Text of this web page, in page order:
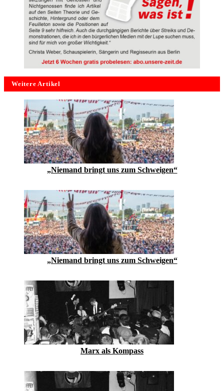
Weitere Artikel
„Niemand bringt uns zum Schweigen“
„Niemand bringt uns zum Schweigen“
Marx als Kompass